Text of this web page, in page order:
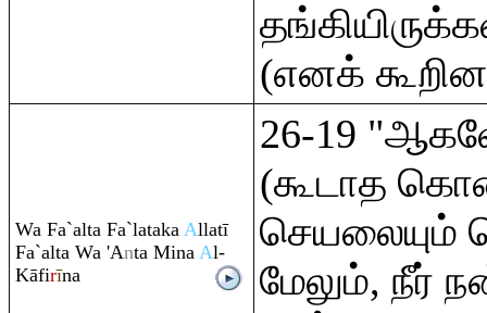
(எனக்
Wa Fa`alta Fa`lataka Allatī
Fa`alta Wa 'Anta Mina Al-
Kāfirīna
26-19
(கூடாத
செயலையும்
மேலும், நீர்